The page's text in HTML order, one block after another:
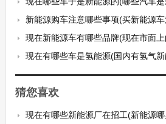
新能源购车注意哪些事项(买新能源
现在新能源车有哪些品牌(现在市面
现在有哪些车是氢能源(国内有氢气
猜您喜欢
现在有哪些新能源厂在招工(新能源